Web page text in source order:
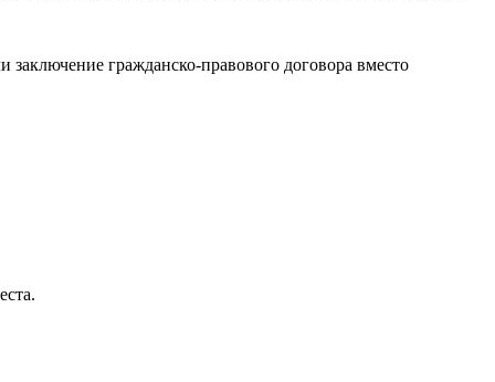
гражданско-правового договора вместо